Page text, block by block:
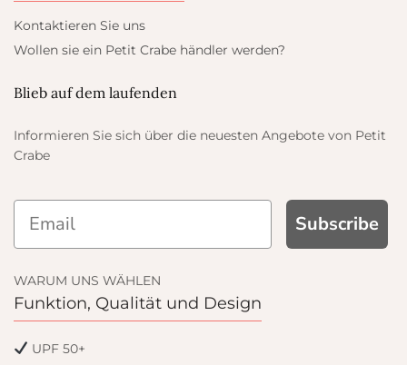
Kontaktieren Sie uns
Wollen sie ein Petit Crabe händler werden?
Blieb auf dem laufenden
Informieren Sie sich über die neuesten Angebote von Petit
Crabe
Subscribe
WARUM UNS WÄHLEN
Funktion, Qualität und Design
UPF 50+
UP AND GET
10% OFF
on your first order and get email only